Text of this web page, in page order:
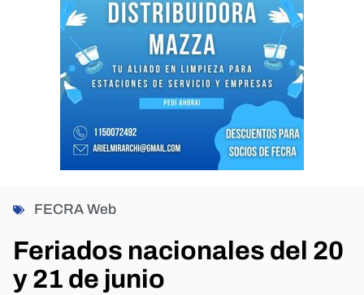
FECRA Web
Feriados nacionales del 20
y 21 de junio